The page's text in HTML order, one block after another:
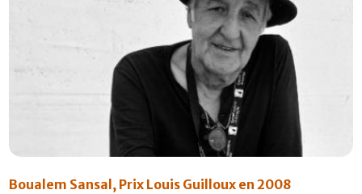
Boualem Sansal, Prix Louis Guilloux en 2008